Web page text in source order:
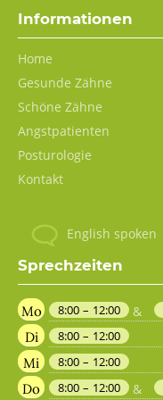
Informationen
Navigation
überspringen
Home
Gesunde Zähne
Schöne Zähne
Angstpatienten
Posturologie
Kontakt
English spoken
Sprechzeiten
Mo 8:00 – 12:00 &
Di 8:00 – 12:00
Mi 8:00 – 12:00
Do 8:00 – 12:00 &